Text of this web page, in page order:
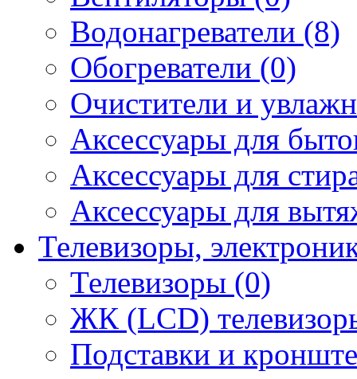
Водонагреватели (8)
Обогреватели (0)
Очистители и
Аксессуары для
Аксессуары для
Аксессуары для
Телевизоры,
Телевизоры (0)
ЖК (LCD)
Подставки и